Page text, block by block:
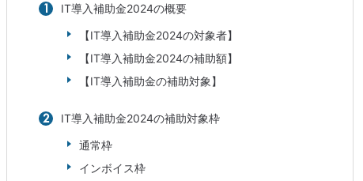
IT導入補助金2024の概要
【IT導入補助金2024の対象者】
【IT導入補助金2024の補助額】
【IT導入補助金の補助対象】
IT導入補助金2024の補助対象枠
通常枠
インボイス枠